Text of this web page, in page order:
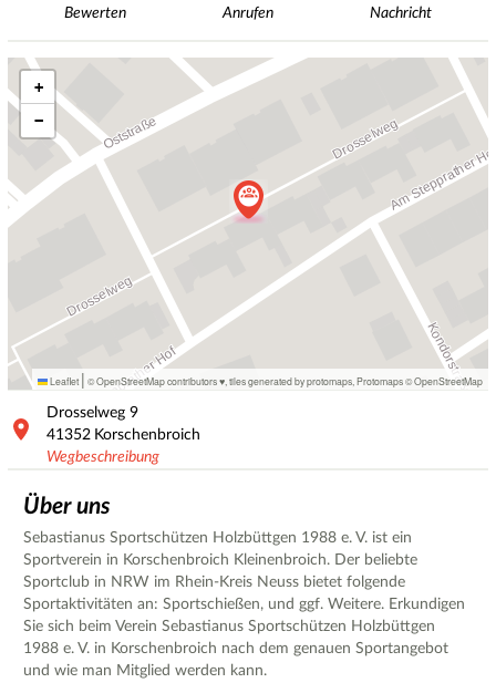
Bewerten Anrufen Nachricht
+
−
Leaflet | © OpenStreetMap contributors ♥, tiles generated by protomaps Protomaps©OpenStreetMap
Drosselweg 9
41352 Korschenbroich
Wegbeschreibung
Über uns
Sebastianus Sportschützen Holzbüttgen 1988 e. V. ist ein
Sportverein in Korschenbroich Kleinenbroich. Der beliebte
Sportclub in NRW im Rhein-Kreis Neuss bietet folgende
Sportaktivitäten an: Sportschießen, und ggf. Weitere. Erkundigen
Sie sich beim Verein Sebastianus Sportschützen Holzbüttgen
1988 e. V. in Korschenbroich nach dem genauen Sportangebot
und wie man Mitglied werden kann.